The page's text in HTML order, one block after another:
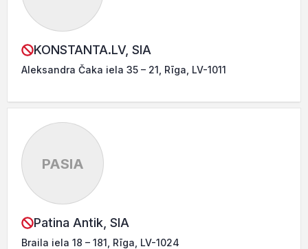
KONSTANTA.LV, SIA
Aleksandra Čaka iela 35 – 21, Rīga, LV-1011
PASIA
Patina Antik, SIA
Braila iela 18 – 181, Rīga, LV-1024